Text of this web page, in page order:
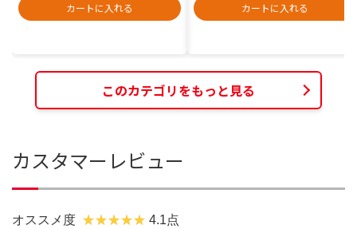
カートに入れる
カートに入れる
このカテゴリをもっと見る
カスタマーレビュー
オススメ度 4.1点